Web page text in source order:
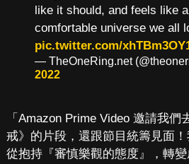
like it should, and feels like
comfortable universe we all
pic.twitter.com/
— TheOneRing.net
2022
「Amazon Prime Video 邀請我們
戒》的片段，還跟節目統籌見面
從抱持『審慎樂觀的態度』，轉